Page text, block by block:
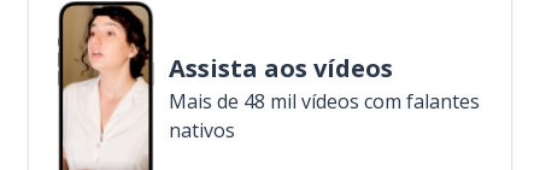
Assista aos vídeos
Mais de 48 mil vídeos com falantes
nativos